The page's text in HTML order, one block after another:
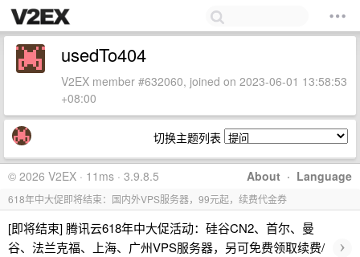
usedTo404
V2EX member #632060, joined on 2023-06-01 13:58:53
+08:00
切换主题列表
About · Language
© 2026 V2EX · 11ms · 3.9.8.5
618年中大促即将结束：国内外VPS服务器，99元起，续费代金券
[即将结束] 腾讯云618年中大促活动：硅谷CN2、首尔、曼
谷、法兰克福、上海、广州VPS服务器，另可免费领取续费/
›